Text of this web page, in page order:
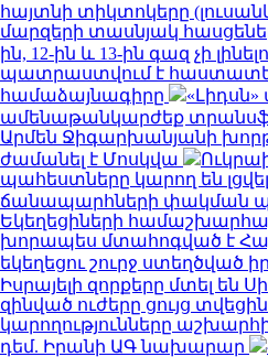
հայտնի տիկտոկերը
մարզերի տասնյակ
ին, 12-ին և 13-ին գազ չի
պատրաստվում է
համաձայնագիրը
ամենաթանկարժեք
Արմեն Ջիգարխանյանի
ժամանել է Մոսկվա
պահեստները կարող են
ճանապարհների փակման
Եկեղեցիների
խորապես մտահոգված է
եկեղեցու շուրջ ստեղծված
Իսրայելի զորքերը մտել են
զինված ուժերը ցույց
կարողությունները
դեմ. Իրանի ԱԳ նախարար